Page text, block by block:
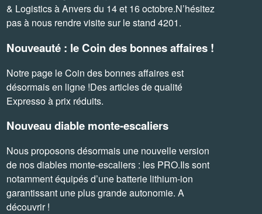
& Logistics à Anvers du 14 et 16 octobre.N’hésitez
pas à nous rendre visite sur le stand 4201.
Nouveauté : le Coin des bonnes affaires !
Notre page le Coin des bonnes affaires est
désormais en ligne !Des articles de qualité
Expresso à prix réduits.
Nouveau diable monte-escaliers
Nous proposons désormais une nouvelle version
de nos diables monte-escaliers : les PRO.Ils sont
notamment équipés d’une batterie lithium-ion
garantissant une plus grande autonomie. A
découvrir !